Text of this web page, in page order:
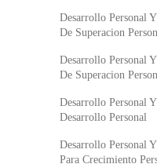
Desarrollo Personal
De Superacion
Desarrollo Personal
De Superacion
Desarrollo Personal
Desarrollo Personal
Desarrollo Personal
Para Crecimiento